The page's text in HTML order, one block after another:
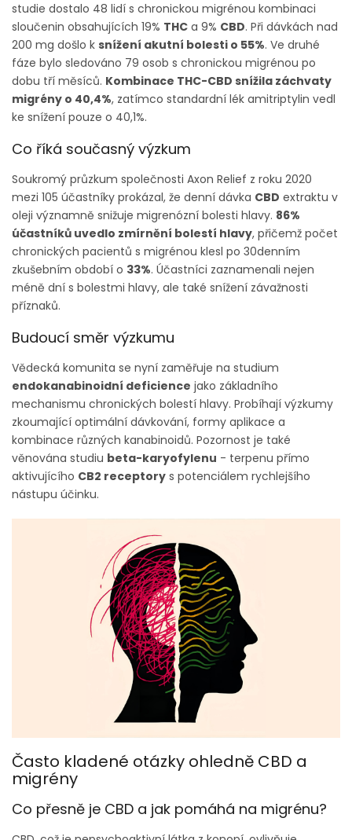
studie dostalo 48 lidí s chronickou migrénou kombinaci
sloučenin obsahujících 19% THC a 9% CBD. Při dávkách nad
200 mg došlo k snížení akutní bolesti o 55%. Ve druhé
fáze bylo sledováno 79 osob s chronickou migrénou po
dobu tří měsíců. Kombinace THC-CBD snížila záchvaty
migrény o 40,4%, zatímco standardní lék amitriptylin vedl
ke snížení pouze o 40,1%.
Co říká současný výzkum
Soukromý průzkum společnosti Axon Relief z roku 2020
mezi 105 účastníky prokázal, že denní dávka CBD extraktu v
oleji významně snižuje migrenózní bolesti hlavy. 86%
účastníků uvedlo zmírnění bolestí hlavy, přičemž počet
chronických pacientů s migrénou klesl po 30denním
zkušebním období o 33%. Účastníci zaznamenali nejen
méně dní s bolestmi hlavy, ale také snížení závažnosti
příznaků.
Budoucí směr výzkumu
Vědecká komunita se nyní zaměřuje na studium
endokanabinoidní deficience jako základního
mechanismu chronických bolestí hlavy. Probíhají výzkumy
zkoumající optimální dávkování, formy aplikace a
kombinace různých kanabinoidů. Pozornost je také
věnována studiu beta-karyofylenu - terpenu přímo
aktivujícího CB2 receptory s potenciálem rychlejšího
nástupu účinku.
Často kladené otázky ohledně CBD a
migrény
Co přesně je CBD a jak pomáhá na migrénu?